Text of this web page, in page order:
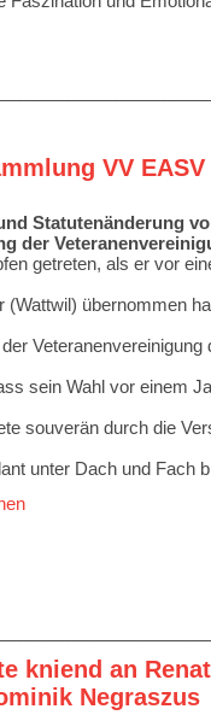
VV EASV
Statutenänderung
der
getreten, als er vor
(Wattwil) übernommen
Veteranenvereinigung
sein Wahl vor einem
souverän durch die
unter Dach und Fach
kniend an
Negraszus